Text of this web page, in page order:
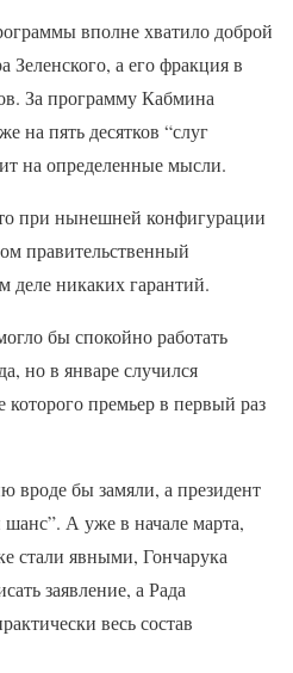
вполне хватило доброй
Зеленского, а его фракция в
За программу Кабмина
на пять десятков “слуг
на определенные мысли.
при нынешней конфигурации
правительственный
деле никаких гарантий.
бы спокойно работать
но в январе случился
которого премьер в первый раз
вроде бы замяли, а президент
А уже в начале марта,
стали явными, Гончарука
заявление, а Рада
весь состав